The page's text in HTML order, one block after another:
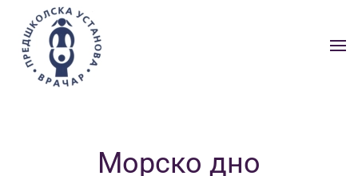
Skip to main content
Морско дно